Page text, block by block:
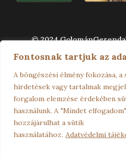
Fontosnak tartjuk az
A böngészési élmény fokozása,
hirdetések vagy tartalmak
forgalom elemzése érdekében
használunk. A "Mindet
hozzájárulhat a sütik
használatához. Adatvédelmi
© 2024
fenntartva. – A weboldalt
Design